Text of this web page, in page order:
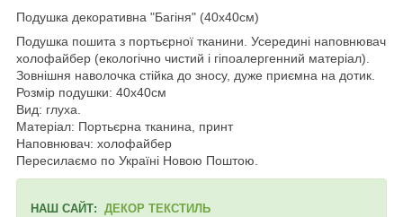
Подушка декоративна "Багіня" (40х40см)
Подушка пошита з портьєрної тканини. Усередині наповнювач
холофайбер (екологічно чистий і гіпоалергенний матеріал).
Зовнішня наволочка стійка до зносу, дуже приємна на дотик.
Розмір подушки: 40х40см
Вид: глуха.
Матеріал: Портьєрна тканина, принт
Наповнювач: холофайбер
Пересилаємо по Україні Новою Поштою.
НАШ САЙТ: ДЕКОР ТЕКСТИЛЬ